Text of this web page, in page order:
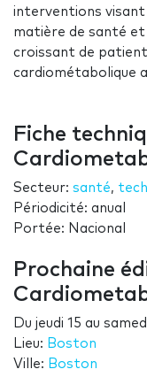
interventions
matière de santé et
croissant de
cardiométabolique
Fiche
Secteur: santé,
Périodicité: anual
Portée: Nacional
Prochaine
Du jeudi 15 au
Lieu: Boston
Ville: Boston